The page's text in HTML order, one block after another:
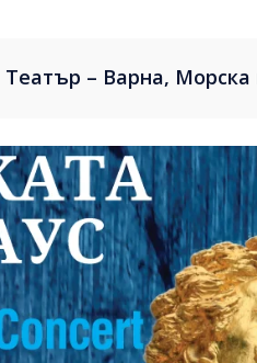
– Варна, Морска